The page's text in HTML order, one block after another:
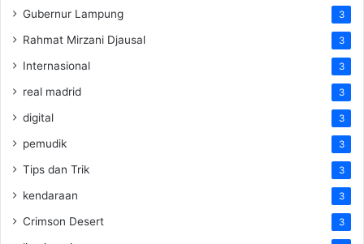
Gubernur Lampung 3
Rahmat Mirzani Djausal 3
Internasional 3
real madrid 3
digital 3
pemudik 3
Tips dan Trik 3
kendaraan 3
Crimson Desert 3